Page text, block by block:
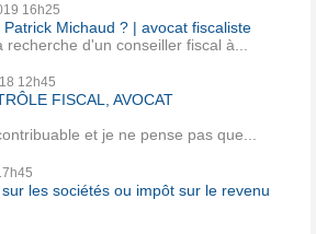
16h25
Patrick Michaud ? | avocat fiscaliste
recherche d'un conseiller fiscal à...
12h45
FISCAL, AVOCAT
et je ne pense pas que...
les sociétés ou impôt sur le revenu